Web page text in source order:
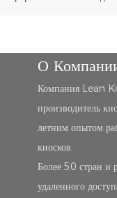
О
Компания Lean
производитель
летним опытом
киосков.
Более 50 стран и
удаленного